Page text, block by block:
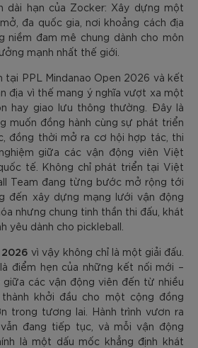
dài hạn của Zocker: Xây dựng một
đa quốc gia, nơi khoảng cách địa
niềm đam mê chung dành cho môn
mạnh nhất thế giới.
tại PPL Mindanao Open 2026 và kết
địa vì thế mang ý nghĩa vượt xa một
hay giao lưu thông thường. Đây là
muốn đồng hành cùng sự phát triển
đồng thời mở ra cơ hội hợp tác, thi
giữa các vận động viên Việt
tế. Không chỉ phát triển tại Việt
Team đang từng bước mở rộng tới
đến xây dựng mạng lưới vận động
nhưng chung tinh thần thi đấu, khát
yêu dành cho pickleball.
2026 vì vậy không chỉ là một giải đấu.
điểm hẹn của những kết nối mới –
các vận động viên đến từ nhiều
khởi đầu cho một cộng đồng
trong tương lai. Hành trình vươn ra
đang tiếp tục, và mỗi vận động
là một dấu mốc khẳng định khát